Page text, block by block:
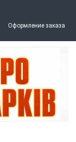
Оформление заказа